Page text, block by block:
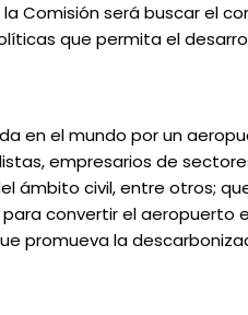
Comisión será buscar el
que permita el
en el mundo por un
empresarios de
ámbito civil, entre otros;
convertir el
promueva la